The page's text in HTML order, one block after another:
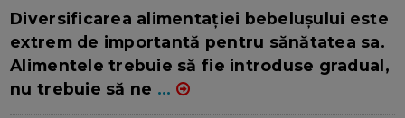
Diversificarea alimentației bebelușului este
extrem de importantă pentru sănătatea sa.
Alimentele trebuie să fie introduse gradual,
nu trebuie să ne ...